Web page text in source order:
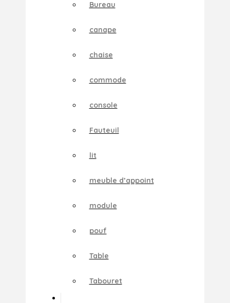
Bureau
canape
chaise
commode
console
Fauteuil
lit
meuble d’appoint
module
pouf
Table
Tabouret